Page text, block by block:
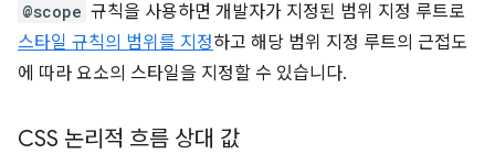
@scope 규칙을 사용하면 개발자가 지정된 범위 지정 루트로
스타일 규칙의 범위를 지정하고 해당 범위 지정 루트의 근접도
에 따라 요소의 스타일을 지정할 수 있습니다.
CSS 논리적 흐름 상대 값